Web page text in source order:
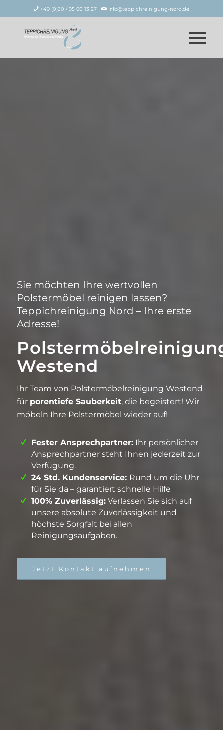
+49 (0)30 / 95 60 13 27 | info@teppichreinigung-nord.de
Sie möchten Ihre wertvollen
Polstermöbel reinigen lassen?
Teppichreinigung Nord – Ihre erste
Adresse!
Westend
Ihr Team von Polstermöbelreinigung Westend
für porentiefe Sauberkeit, die begeistert! Wir
möbeln Ihre Polstermöbel wieder auf!
Fester Ansprechpartner: Ihr persönlicher
Ansprechpartner steht Ihnen jederzeit zur
Verfügung.
24 Std. Kundenservice: Rund um die Uhr
für Sie da – garantiert schnelle Hilfe
100% Zuverlässig: Verlassen Sie sich auf
unsere absolute Zuverlässigkeit und
höchste Sorgfalt bei allen
Reinigungsaufgaben.
Jetzt Kontakt aufnehmen